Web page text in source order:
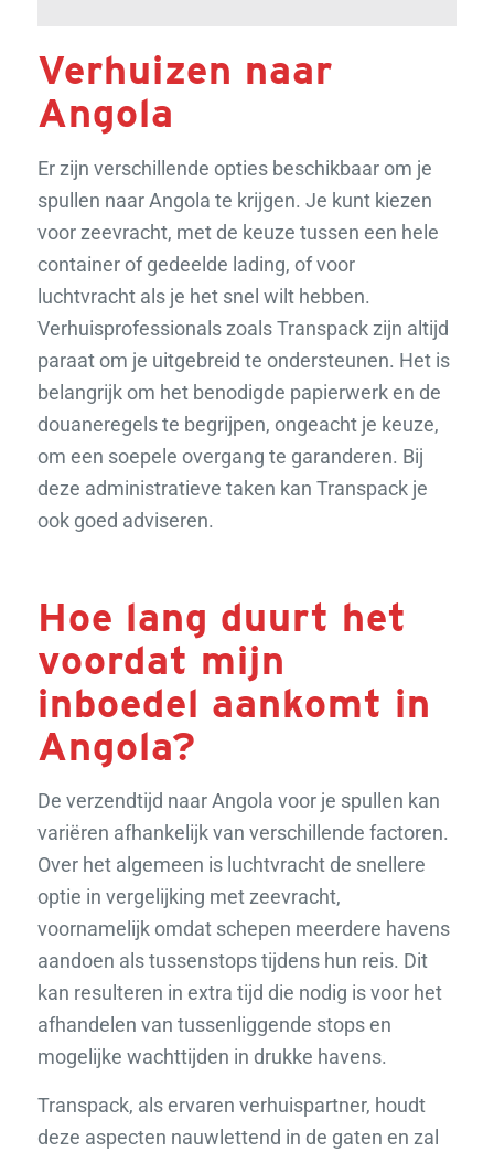
Verhuizen naar
Angola
Er zijn verschillende opties beschikbaar om je
spullen naar Angola te krijgen. Je kunt kiezen
voor zeevracht, met de keuze tussen een hele
container of gedeelde lading, of voor
luchtvracht als je het snel wilt hebben.
Verhuisprofessionals zoals Transpack zijn altijd
paraat om je uitgebreid te ondersteunen. Het is
belangrijk om het benodigde papierwerk en de
douaneregels te begrijpen, ongeacht je keuze,
om een soepele overgang te garanderen. Bij
deze administratieve taken kan Transpack je
ook goed adviseren.
Hoe lang duurt het
voordat mijn
inboedel aankomt in
Angola?
De verzendtijd naar Angola voor je spullen kan
variëren afhankelijk van verschillende factoren.
Over het algemeen is luchtvracht de snellere
optie in vergelijking met zeevracht,
voornamelijk omdat schepen meerdere havens
aandoen als tussenstops tijdens hun reis. Dit
kan resulteren in extra tijd die nodig is voor het
afhandelen van tussenliggende stops en
mogelijke wachttijden in drukke havens.
Transpack, als ervaren verhuispartner, houdt
deze aspecten nauwlettend in de gaten en zal